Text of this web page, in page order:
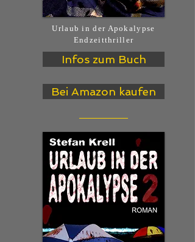
Urlaub in der Apokalypse
Endzeitthriller
Infos zum Buch
Bei Amazon kaufen